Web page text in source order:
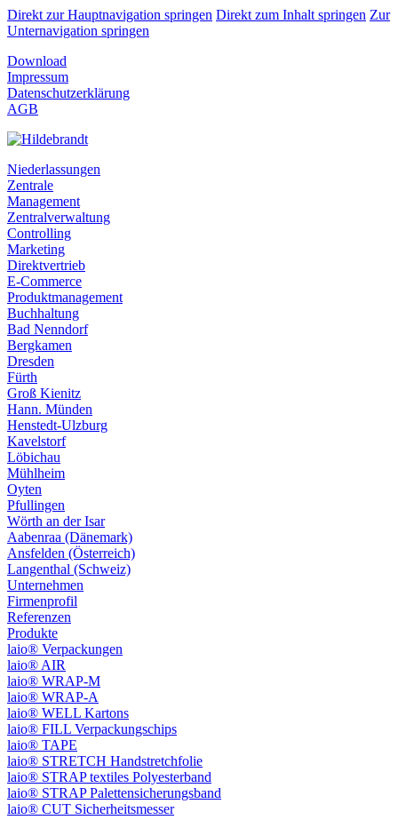
Direkt zur Hauptnavigation springen Direkt zum Inhalt springen Zur
Unternavigation springen
Download
Impressum
Datenschutzerklärung
AGB
Niederlassungen
Zentrale
Management
Zentralverwaltung
Controlling
Marketing
Direktvertrieb
E-Commerce
Produktmanagement
Buchhaltung
Bad Nenndorf
Bergkamen
Dresden
Fürth
Groß Kienitz
Hann. Münden
Henstedt-Ulzburg
Kavelstorf
Löbichau
Mühlheim
Oyten
Pfullingen
Wörth an der Isar
Aabenraa (Dänemark)
Ansfelden (Österreich)
Langenthal (Schweiz)
Unternehmen
Firmenprofil
Referenzen
Produkte
laio® Verpackungen
laio® AIR
laio® WRAP-M
laio® WRAP-A
laio® WELL Kartons
laio® FILL Verpackungschips
laio® TAPE
laio® STRETCH Handstretchfolie
laio® STRAP textiles Polyesterband
laio® STRAP Palettensicherungsband
laio® CUT Sicherheitsmesser